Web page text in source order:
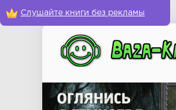
Слушайте книги без рекламы